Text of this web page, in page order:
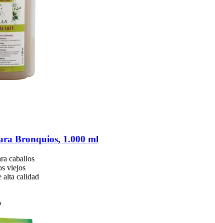
Bronquios, 1.000 ml
caballos
viejos
alta calidad